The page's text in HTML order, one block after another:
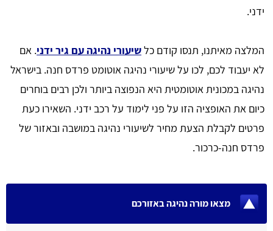
ידני.
המלצה מאיתנו, תנסו קודם כלשיעורי נהיגה עם גיר ידני. אם
לא יעבוד לכם, לכו על שיעורי נהיגה אוטומט פרדס חנה. בישראל
נהיגה במכונית אוטומטית היא הנפוצה ביותר ולכן רבים בוחרים
כיום את האופציה הזו על פני לימוד על רכב ידני. השאירו כעת
פרטים לקבלת הצעת מחיר לשיעורי נהיגה במושבה ובאזור של
פרדס חנה-כרכור.
מצאו מורה נהיגה באזורכם